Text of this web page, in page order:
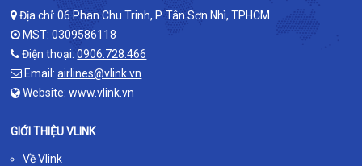
Địa chỉ: 06 Phan Chu Trinh, P. Tân Sơn Nhì, TPHCM
MST: 0309586118
Điện thoại:0906.728.466
Email:airlines@vlink.vn
Website:www.vlink.vn
GIỚI THIỆU VLINK
Về Vlink